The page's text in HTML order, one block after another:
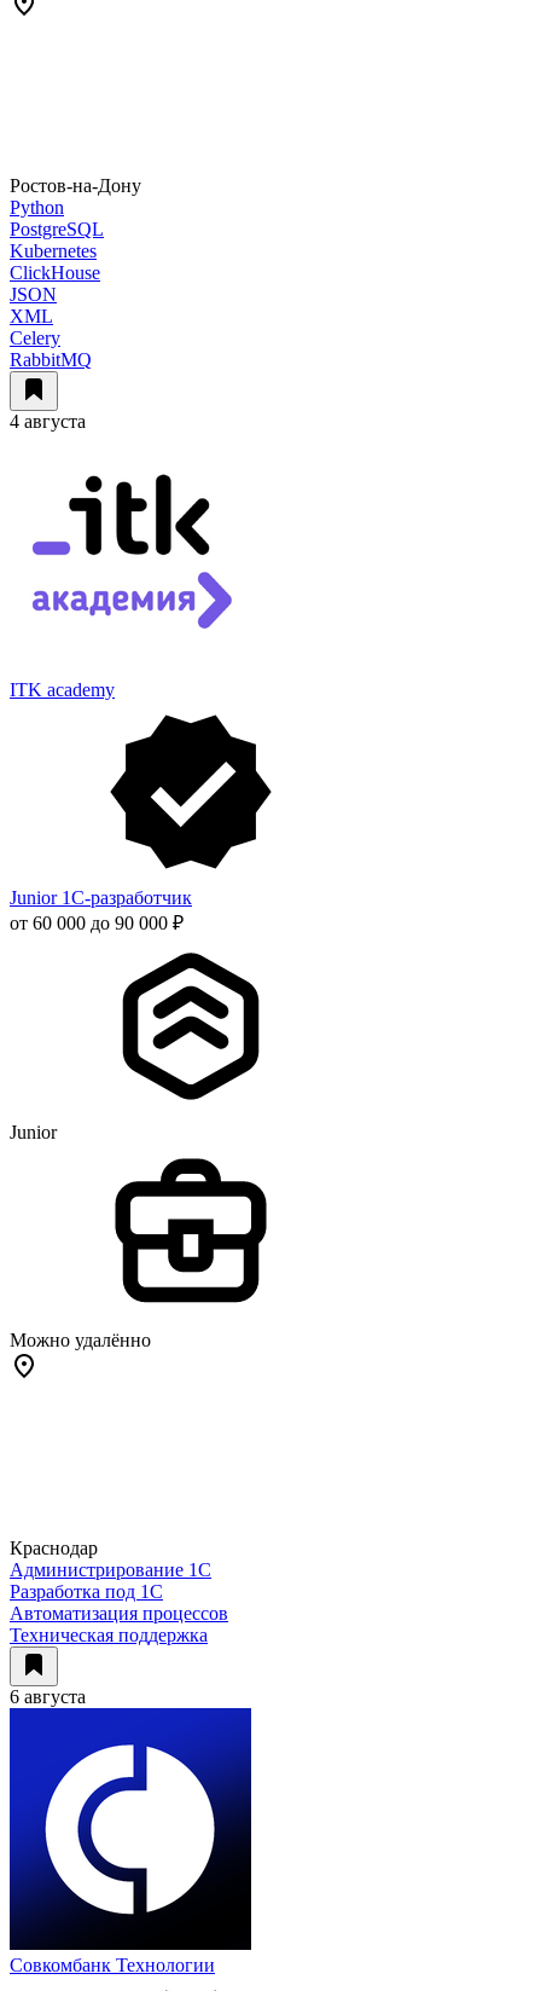
Ростов-на-Дону
Python
PostgreSQL
Kubernetes
ClickHouse
JSON
XML
Celery
RabbitMQ
4 августа
ITK academy
Junior 1С-разработчик
от 60 000 до 90 000 ₽
Junior
Можно удалённо
Краснодар
Администрирование 1С
Разработка под 1С
Автоматизация процессов
Техническая поддержка
6 августа
Совкомбанк Технологии